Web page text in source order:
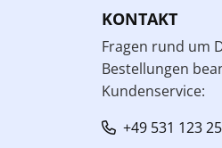
KONTAKT
Fragen rund um
Bestellungen
Kundenservice:
+49 531 123